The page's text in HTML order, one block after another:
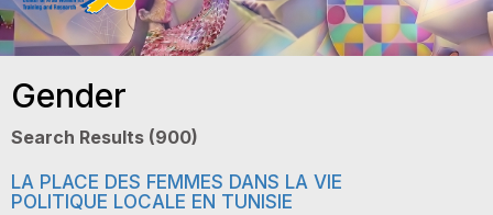
Gender
Search Results (900)
LA PLACE DES FEMMES DANS LA VIE
POLITIQUE LOCALE EN TUNISIE